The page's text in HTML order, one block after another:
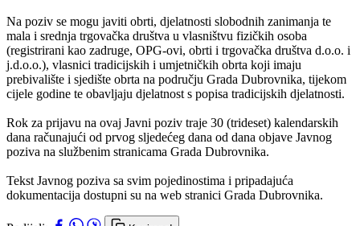
Na poziv se mogu javiti obrti, djelatnosti slobodnih zanimanja te
mala i srednja trgovačka društva u vlasništvu fizičkih osoba
(registrirani kao zadruge, OPG-ovi, obrti i trgovačka društva d.o.o. i
j.d.o.o.), vlasnici tradicijskih i umjetničkih obrta koji imaju
prebivalište i sjedište obrta na području Grada Dubrovnika, tijekom
cijele godine te obavljaju djelatnost s popisa tradicijskih djelatnosti.
Rok za prijavu na ovaj Javni poziv traje 30 (trideset) kalendarskih
dana računajući od prvog sljedećeg dana od dana objave Javnog
poziva na službenim stranicama Grada Dubrovnika.
Tekst Javnog poziva sa svim pojedinostima i pripadajuća
dokumentacija dostupni su na web stranici Grada Dubrovnika.